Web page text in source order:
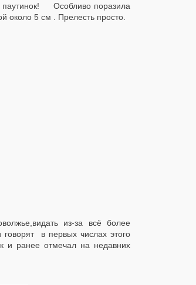
паутинок! Особливо поразила
около 5 см . Прелесть просто.
из-за всё более
в первых числах этого
и ранее отмечал на недавних